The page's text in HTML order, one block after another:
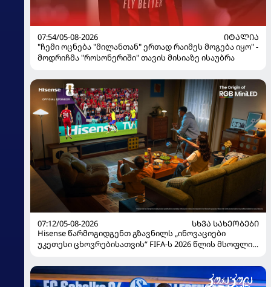
07:54/05-08-2026
ᲘᲢᲐᲚᲘᲐ
"ჩემი ოცნება "მილანთან" ერთად რაიმეს მოგება იყო" -
მოდრიჩმა "როსონერიში" თავის მისიაზე ისაუბრა
07:12/05-08-2026
ᲡᲮᲕᲐ ᲡᲐᲮᲔᲝᲑᲔᲑᲘ
Hisense წარმოგიდგენთ გზავნილს „ინოვაციები
უკეთესი ცხოვრებისათვის“ FIFA-ს 2026 წლის მსოფლიო